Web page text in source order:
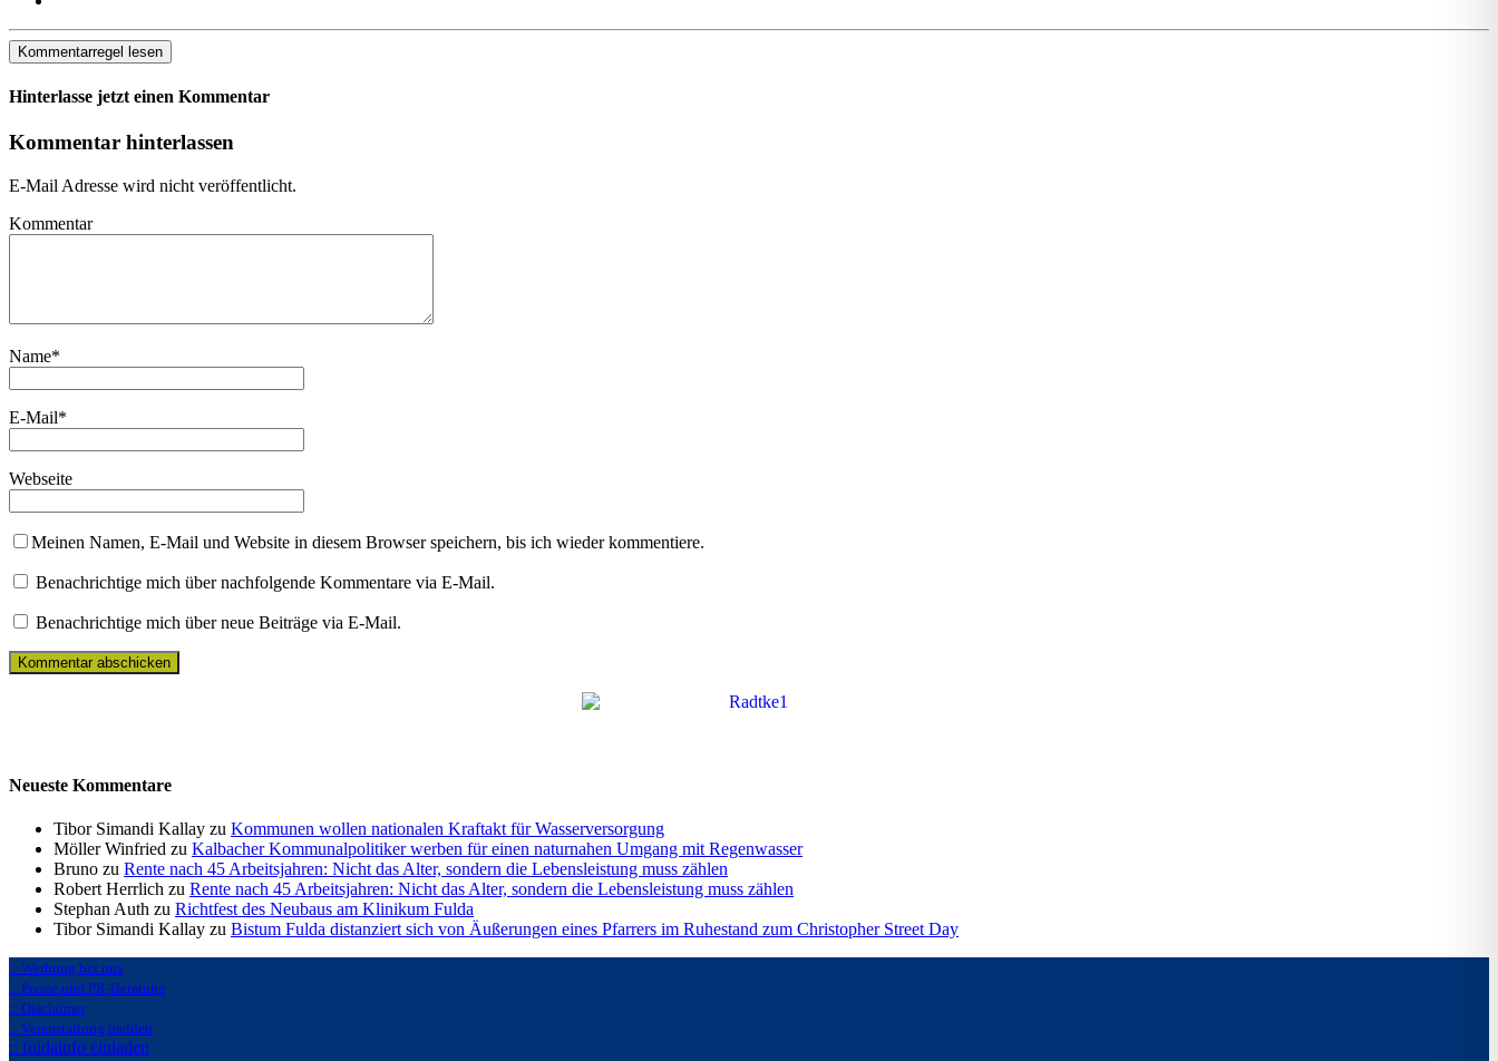
Kommentarregel lesen
Hinterlasse jetzt einen Kommentar
Kommentar hinterlassen
E-Mail Adresse wird nicht veröffentlicht.
Kommentar
Name*
E-Mail*
Webseite
Meinen Namen, E-Mail und Website in diesem Browser speichern, bis ich wieder kommentiere.
Benachrichtige mich über nachfolgende Kommentare via E-Mail.
Benachrichtige mich über neue Beiträge via E-Mail.
Neueste Kommentare
Tibor Simandi Kallay zu Kommunen wollen nationalen Kraftakt für Wasserversorgung
Möller Winfried zu Kalbacher Kommunalpolitiker werben für einen naturnahen Umgang mit Regenwasser
Bruno zu Rente nach 45 Arbeitsjahren: Nicht das Alter, sondern die Lebensleistung muss zählen
Robert Herrlich zu Rente nach 45 Arbeitsjahren: Nicht das Alter, sondern die Lebensleistung muss zählen
Stephan Auth zu Richtfest des Neubaus am Klinikum Fulda
Tibor Simandi Kallay zu Bistum Fulda distanziert sich von Äußerungen eines Pfarrers im Ruhestand zum Christopher Street Day
:: Werbung bei uns
:: Presse und PR-Beratung
:: Disclaimer
:: Veranstaltung melden
:: fuldainfo einladen